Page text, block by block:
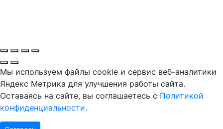
Мы используем файлы cookie и сервис веб-аналитики
Яндекс Метрика для улучшения работы сайта.
Оставаясь на сайте, вы соглашаетесь с Политикой
конфиденциальности.